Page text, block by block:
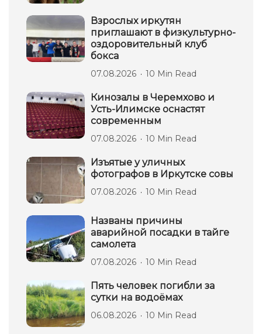
Взрослых иркутян
приглашают в физкультурно-
оздоровительный клуб
бокса
07.08.2026 10 Min Read
Кинозалы в Черемхово и
Усть-Илимске оснастят
современным
07.08.2026 10 Min Read
Изъятые у уличных
фотографов в Иркутске совы
07.08.2026 10 Min Read
Названы причины
аварийной посадки в тайге
самолета
07.08.2026 10 Min Read
Пять человек погибли за
сутки на водоёмах
06.08.2026 10 Min Read